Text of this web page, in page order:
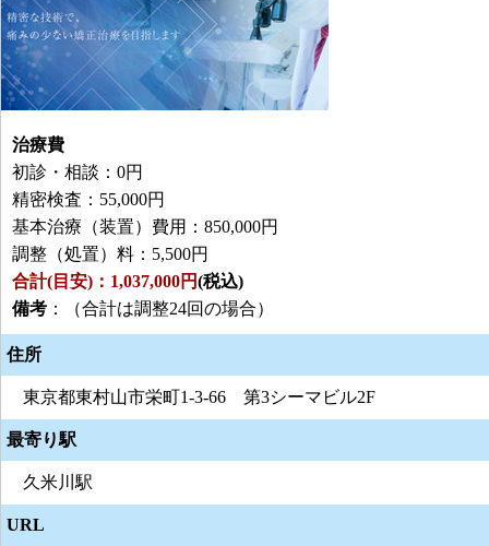
治療費
初診・相談：0円
精密検査：55,000円
基本治療（装置）費用：850,000円
調整（処置）料：5,500円
合計(目安)：1,037,000円(税込)
備考 ：（合計は調整24回の場合）
住所
東京都東村山市栄町1-3-66 第3シーマビル2F
最寄り駅
久米川駅
URL